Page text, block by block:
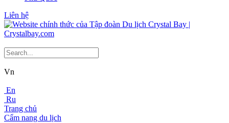
Liên hệ
Vn
En
Ru
Trang chủ
Cẩm nang du lịch